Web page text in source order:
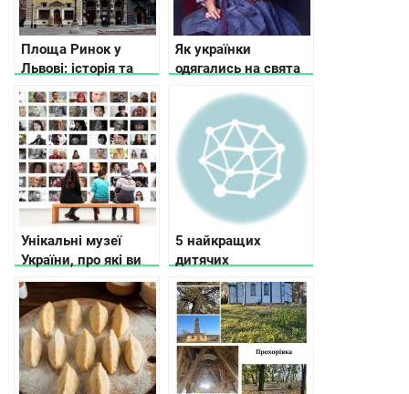
Площа Ринок у
Львові: історія та
цікаві факти
Як українки
одягались на свята
тому
Унікальні музеї
України, про які ви
не чули
5 найкращих
дитячих
ілюстраторів в
Україні